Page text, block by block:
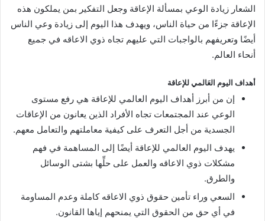
الشعار زيادة الوعي بمسألة الإعاقة وجعل التفكير بمن يملكون هذه
الإعاقة جزءًا من حياة الناس، ويهدف هذا اليوم إلى زيادة وعي الناس
أيضًا وتعريفهم بالواجبات التي عليهم تجاه ذوي الاعاقه في جميع
أنحاء العالم.
أهداف اليوم العَالمي للإعاقة
إن من أبرز أهداف اليوم العالمي للإعاقة هي رفع مستوى
الوعي عند المجتمعات تجاه الأفراد الذين يعانون من الإعاقات
الجسدية من أجل التعرف على كيفية معاملتهم والتعامل معهم.
يهدف اليوم العالمي للإعاقة أيضًا إلى المساهمة في فهم
مشكلات ذوي الاعاقه والعمل على حلِّها بشتى الوسائل
والطرق.
السعي وراء تأمين حقوق ذوي الاعاقه كاملة وعدم المساومة
في أي حق من الحقوق التي يمنحهم إياها القانون.